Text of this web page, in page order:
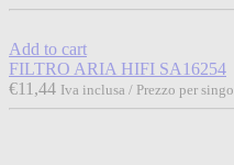
Add to cart
FILTRO ARIA HIFI SA16254
€11,44 Iva inclusa / Prezzo per